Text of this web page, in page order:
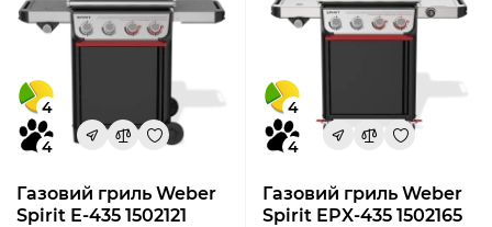
4
4
Газовий гриль Weber
Spirit E-435 1502121
4
4
Газовий гриль Weber
Spirit EPX-435 1502165